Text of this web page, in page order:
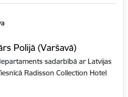
Polijā (Varšavā)
sadarbībā ar Latvijas
Radisson Collection Hotel